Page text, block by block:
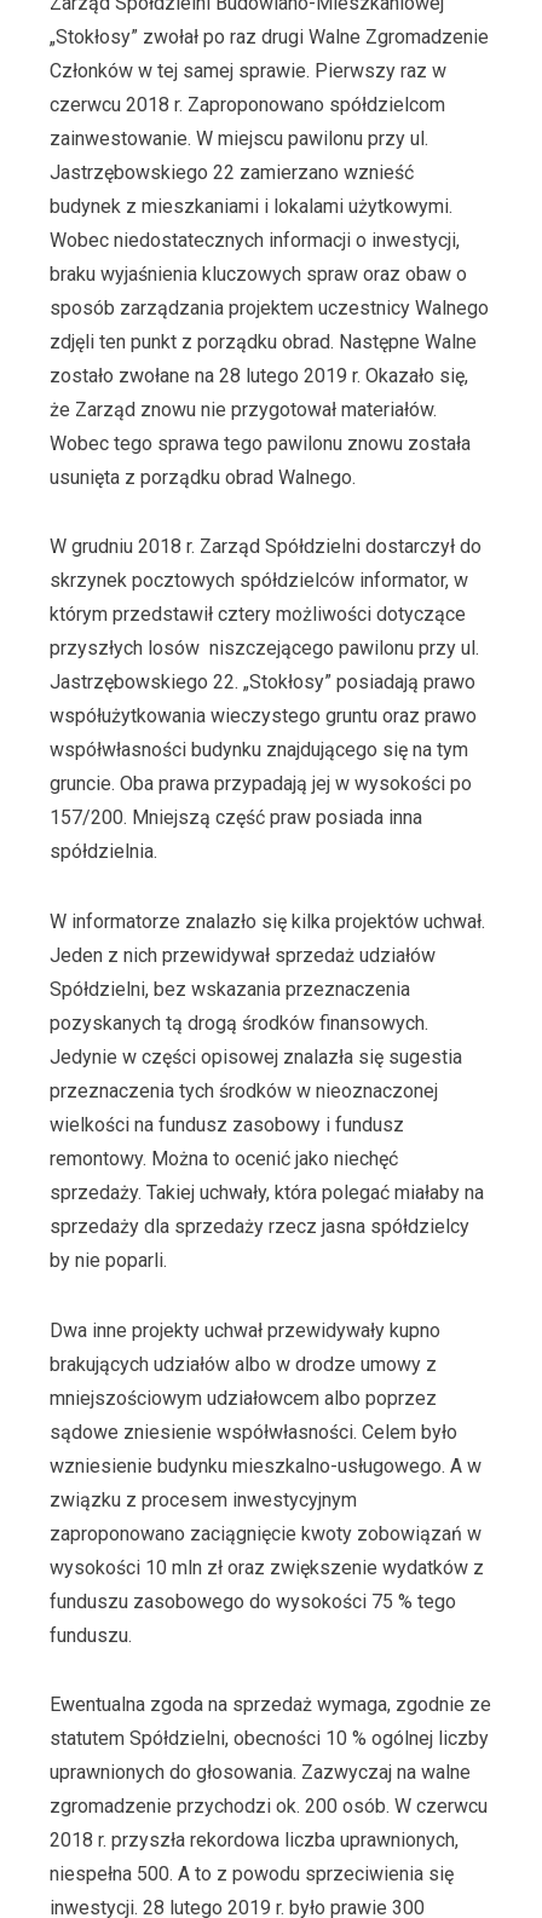
„Stokłosy” zwołał po raz drugi Walne Zgromadzenie
Członków w tej samej sprawie. Pierwszy raz w
czerwcu 2018 r. Zaproponowano spółdzielcom
zainwestowanie. W miejscu pawilonu przy ul.
Jastrzębowskiego 22 zamierzano wznieść
budynek z mieszkaniami i lokalami użytkowymi.
Wobec niedostatecznych informacji o inwestycji,
braku wyjaśnienia kluczowych spraw oraz obaw o
sposób zarządzania projektem uczestnicy Walnego
zdjęli ten punkt z porządku obrad. Następne Walne
zostało zwołane na 28 lutego 2019 r. Okazało się,
że Zarząd znowu nie przygotował materiałów.
Wobec tego sprawa tego pawilonu znowu została
usunięta z porządku obrad Walnego.
W grudniu 2018 r. Zarząd Spółdzielni dostarczył do
skrzynek pocztowych spółdzielców informator, w
którym przedstawił cztery możliwości dotyczące
przyszłych losów niszczejącego pawilonu przy ul.
Jastrzębowskiego 22. „Stokłosy” posiadają prawo
współużytkowania wieczystego gruntu oraz prawo
współwłasności budynku znajdującego się na tym
gruncie. Oba prawa przypadają jej w wysokości po
157/200. Mniejszą część praw posiada inna
spółdzielnia.
W informatorze znalazło się kilka projektów uchwał.
Jeden z nich przewidywał sprzedaż udziałów
Spółdzielni, bez wskazania przeznaczenia
pozyskanych tą drogą środków finansowych.
Jedynie w części opisowej znalazła się sugestia
przeznaczenia tych środków w nieoznaczonej
wielkości na fundusz zasobowy i fundusz
remontowy. Można to ocenić jako niechęć
sprzedaży. Takiej uchwały, która polegać miałaby na
sprzedaży dla sprzedaży rzecz jasna spółdzielcy
by nie poparli.
Dwa inne projekty uchwał przewidywały kupno
brakujących udziałów albo w drodze umowy z
mniejszościowym udziałowcem albo poprzez
sądowe zniesienie współwłasności. Celem było
wzniesienie budynku mieszkalno-usługowego. A w
związku z procesem inwestycyjnym
zaproponowano zaciągnięcie kwoty zobowiązań w
wysokości 10 mln zł oraz zwiększenie wydatków z
funduszu zasobowego do wysokości 75 % tego
funduszu.
Ewentualna zgoda na sprzedaż wymaga, zgodnie ze
statutem Spółdzielni, obecności 10 % ogólnej liczby
uprawnionych do głosowania. Zazwyczaj na walne
zgromadzenie przychodzi ok. 200 osób. W czerwcu
2018 r. przyszła rekordowa liczba uprawnionych,
niespełna 500. A to z powodu sprzeciwienia się
inwestycji. 28 lutego 2019 r. było prawie 300